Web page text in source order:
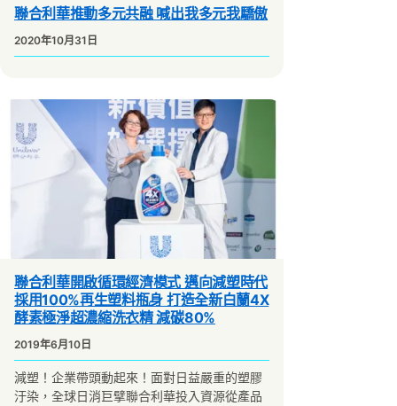
聯合利華推動多元共融 喊出我多元我驕傲
2020年10月31日
聯合利華開啟循環經濟模式 邁向減塑時代
採用100%再生塑料瓶身 打造全新白蘭4X
酵素極淨超濃縮洗衣精 減碳80%
2019年6月10日
減塑！企業帶頭動起來！面對日益嚴重的塑膠
汙染，全球日消巨擘聯合利華投入資源從產品